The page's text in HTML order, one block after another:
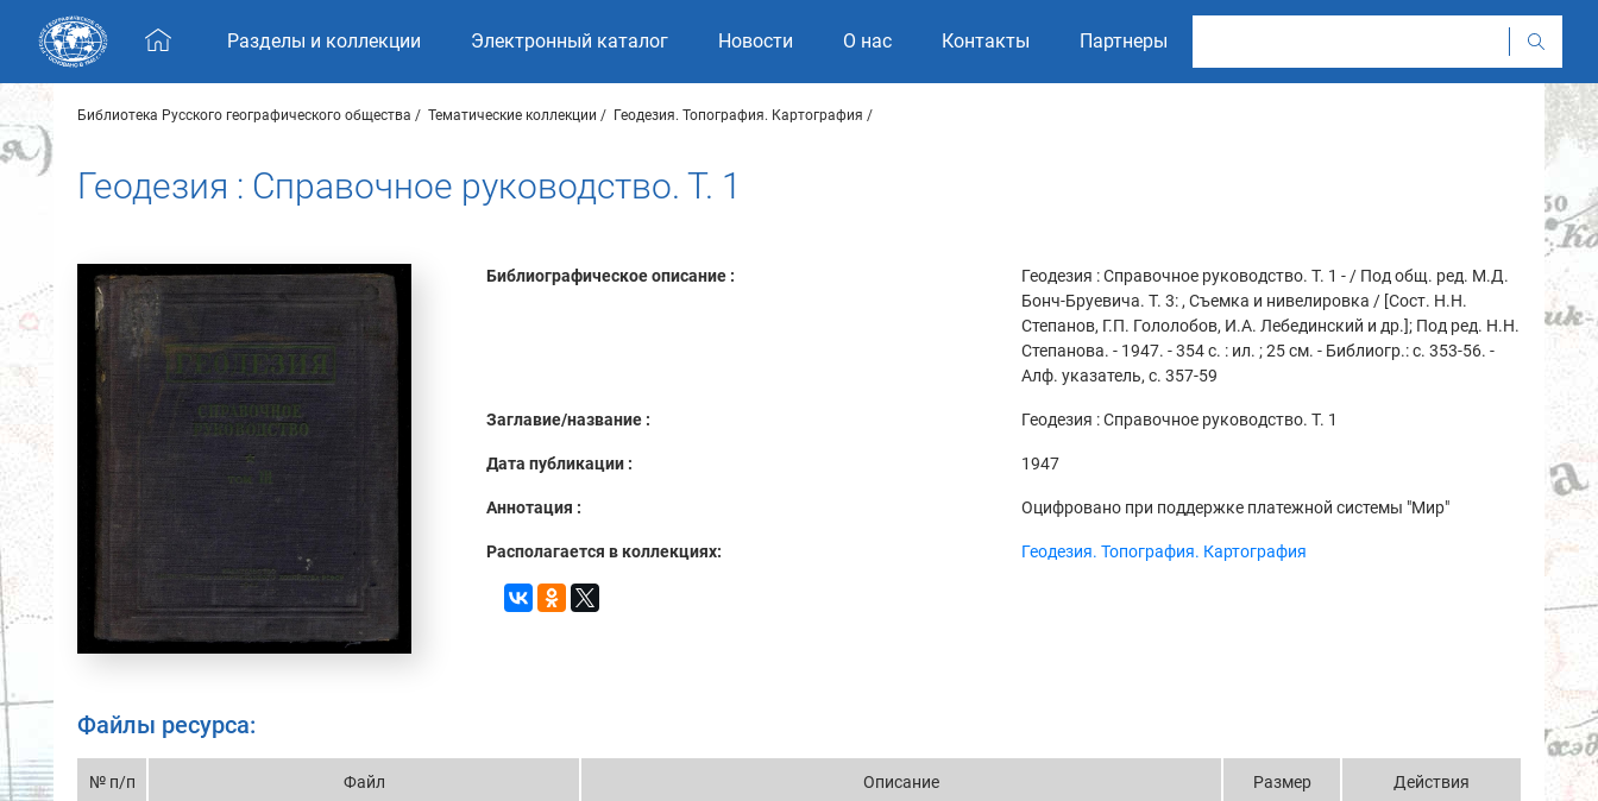
Skip navigation
Разделы и коллекции Электронный каталог Новости О нас Контакты Партнеры
Библиотека Русского географического общества Тематические коллекции Геодезия. Топография. Картография
Геодезия : Справочное руководство. Т. 1
Библиографическое описание :
Геодезия : Справочное руководство. Т. 1 - / Под общ. ред. М.Д.
Бонч-Бруевича. Т. 3: , Съемка и нивелировка / [Сост. Н.Н.
Степанов, Г.П. Гололобов, И.А. Лебединский и др.]; Под ред. Н.Н.
Степанова. - 1947. - 354 с. : ил. ; 25 см. - Библиогр.: с. 353-56. -
Алф. указатель, с. 357-59
Заглавие/название : Геодезия : Справочное руководство. Т. 1
Дата публикации : 1947
Аннотация : Оцифровано при поддержке платежной системы "Мир"
Располагается в коллекциях: Геодезия. Топография. Картография
Файлы ресурса:
№ п/п Файл Описание Размер Действия